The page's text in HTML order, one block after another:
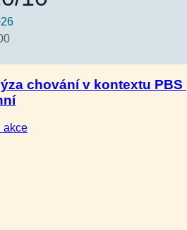
chování v kontextu
akce: